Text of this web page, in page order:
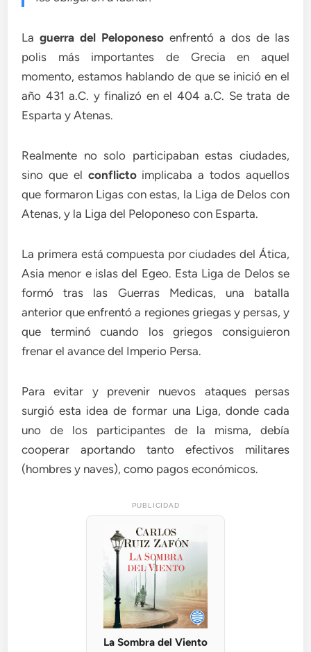
Laguerra del Peloponeso enfrentó a dos de las
polis más importantes de Grecia en aquel
momento, estamos hablando de que se inició en el
año 431 a.C. y finalizó en el 404 a.C. Se trata de
Esparta y Atenas.
Realmente no solo participaban estas ciudades,
sino que el conflictoimplicaba a todos aquellos
que formaron Ligas con estas, la Liga de Delos con
Atenas, y la Liga del Peloponeso con Esparta.
La primera está compuesta por ciudades del Ática,
Asia menor e islas del Egeo. Esta Liga de Delos se
formó tras las Guerras Medicas, una batalla
anterior que enfrentó a regiones griegas y persas, y
que terminó cuando los griegos consiguieron
frenar el avance del Imperio Persa.
Para evitar y prevenir nuevos ataques persas
surgió esta idea de formar una Liga, donde cada
uno de los participantes de la misma, debía
cooperar aportando tanto efectivos militares
(hombres y naves), como pagos económicos.
PUBLICIDAD
La Sombra del Viento